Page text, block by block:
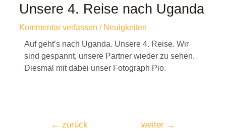
Unsere 4. Reise nach Uganda
Kommentar verfassen / Neuigkeiten
Auf geht’s nach Uganda. Unsere 4. Reise. Wir
sind gespannt, unsere Partner wieder zu sehen.
Diesmal mit dabei unser Fotograph Pio.
← zurück weiter →